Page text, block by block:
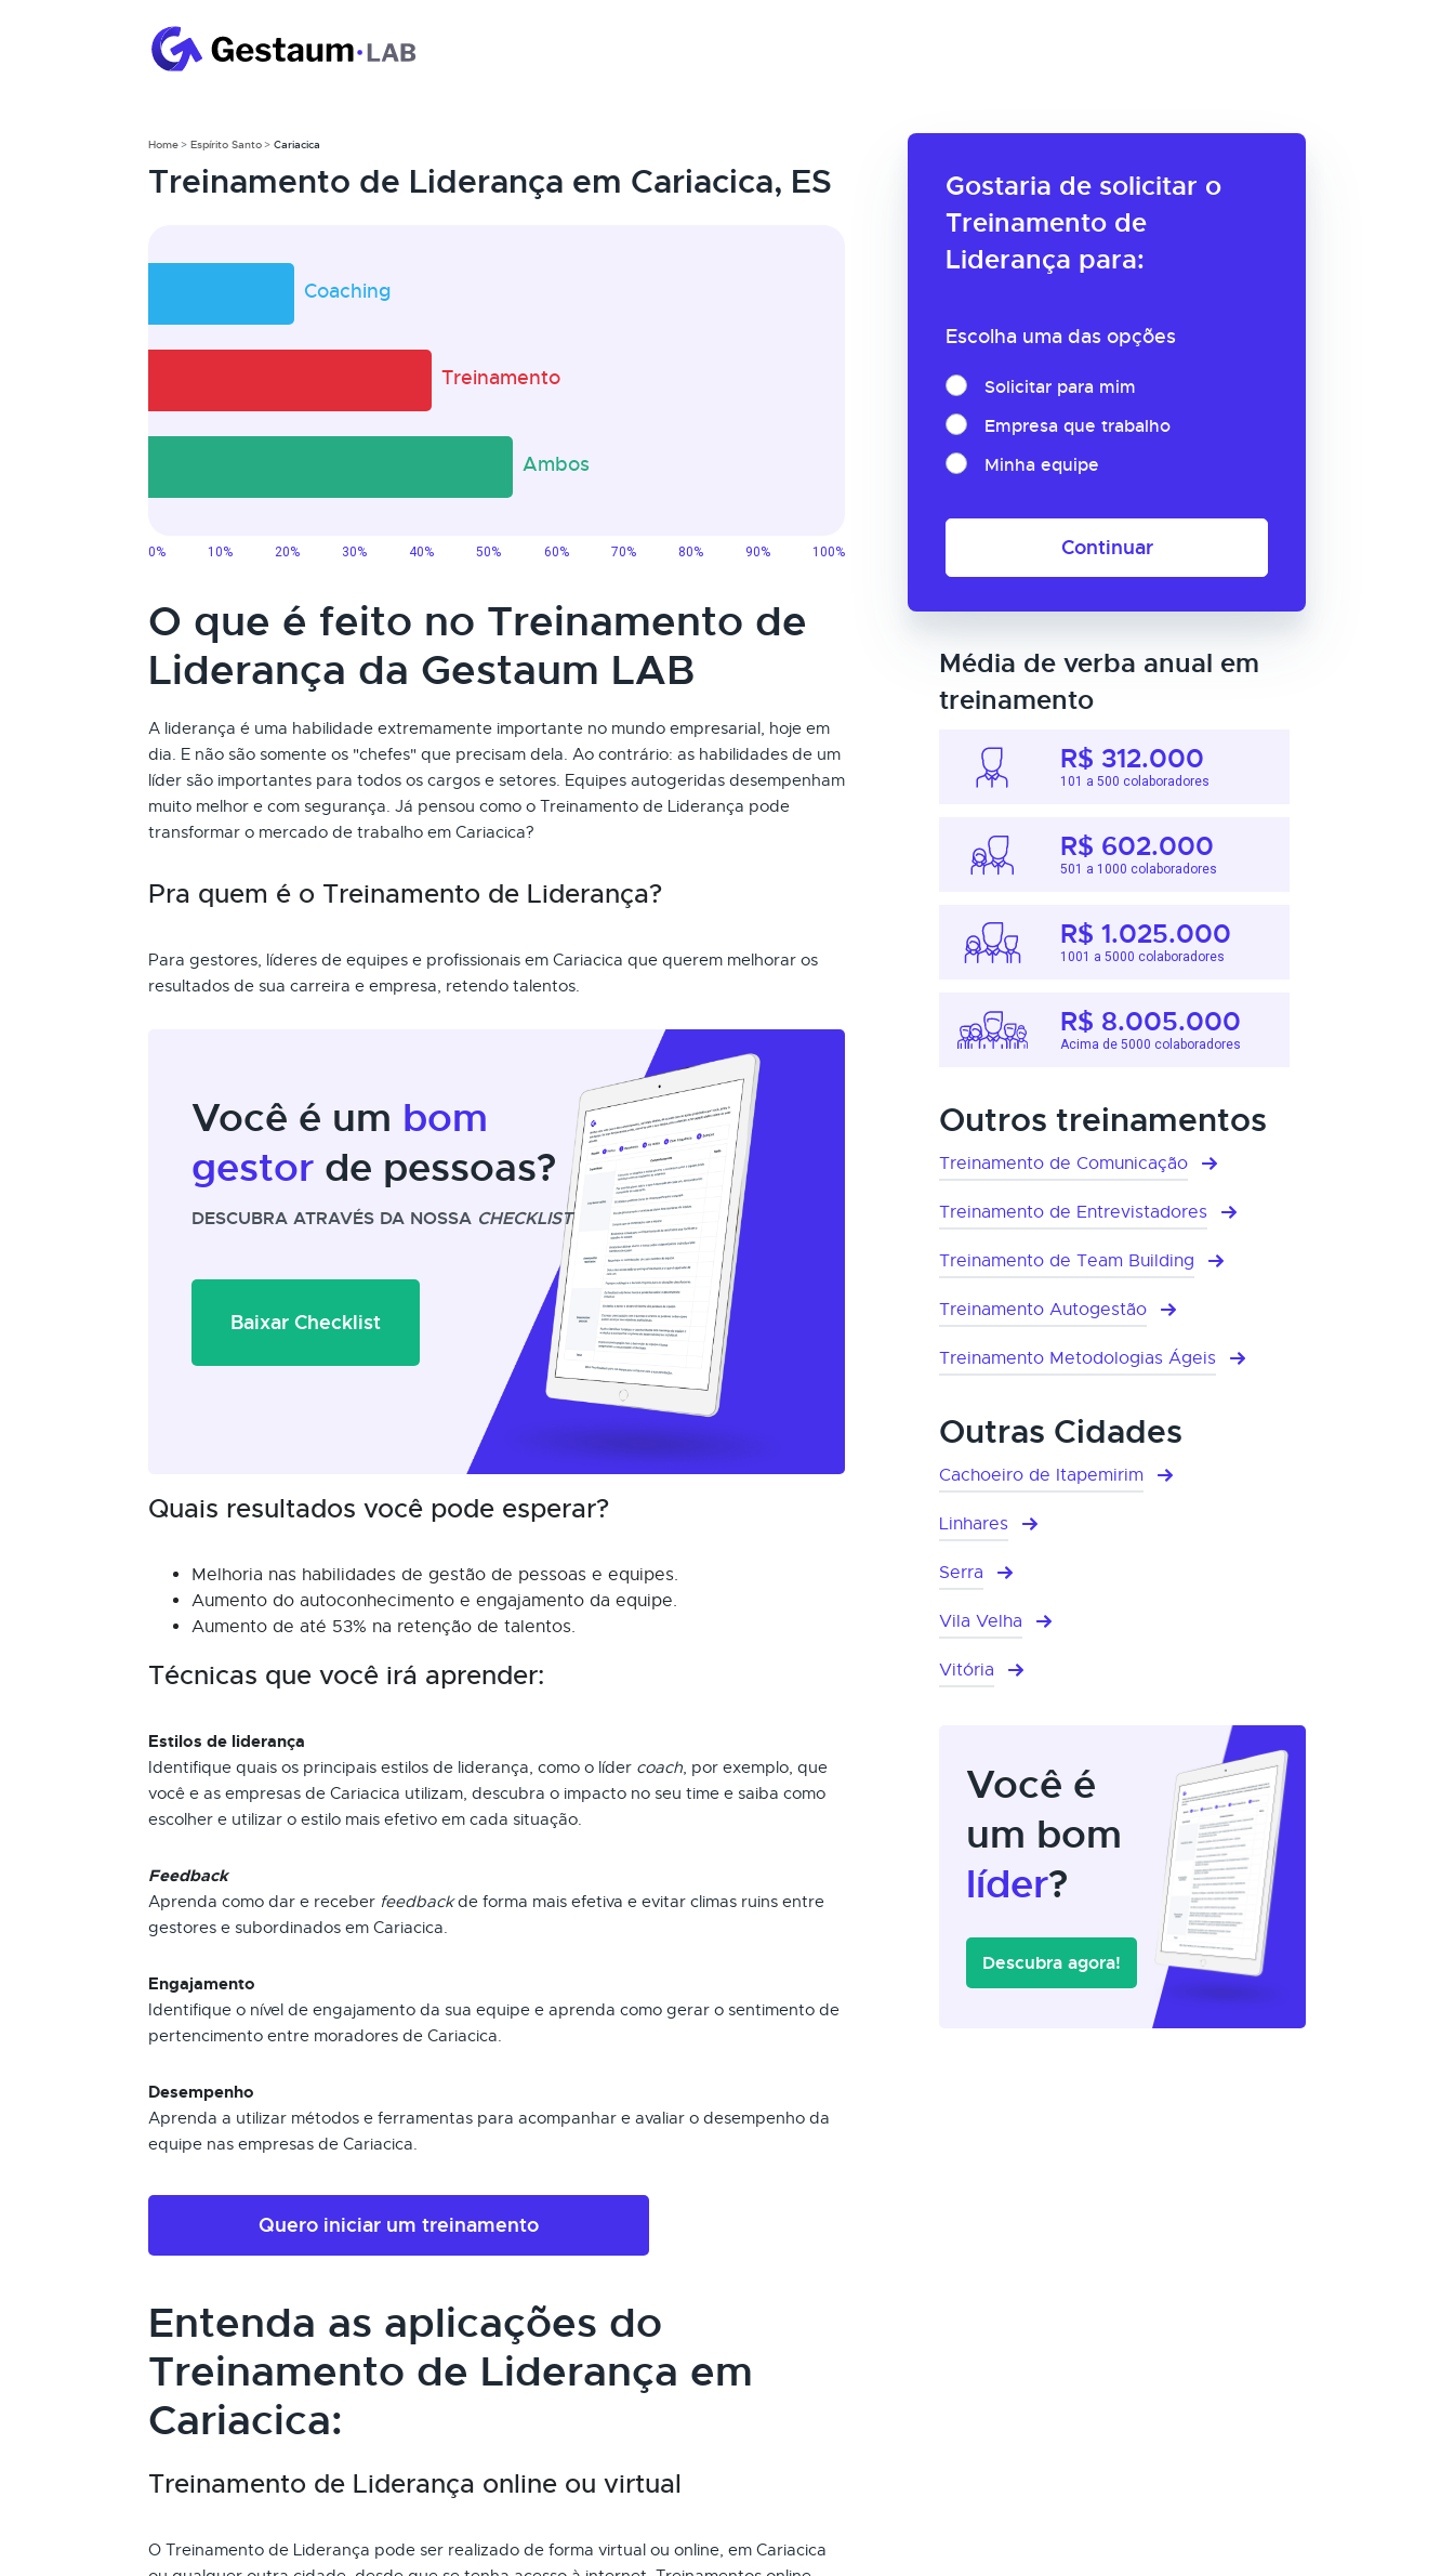
Gostaria de solicitar o
Treinamento de
Liderança para:
Escolha uma das opções
Solicitar para mim
Empresa que trabalho
Minha equipe
Continuar
Home Espírito Santo Cariacica
Treinamento de Liderança em Cariacica, ES
O que é feito no Treinamento de
Liderança da Gestaum LAB
A liderança é uma habilidade extremamente importante no mundo empresarial, hoje em
dia. E não são somente os "chefes" que precisam dela. Ao contrário: as habilidades de um
líder são importantes para todos os cargos e setores. Equipes autogeridas desempenham
muito melhor e com segurança. Já pensou como o Treinamento de Liderança pode
transformar o mercado de trabalho em Cariacica?
Pra quem é o Treinamento de Liderança?
Para gestores, líderes de equipes e profissionais em Cariacica que querem melhorar os
resultados de sua carreira e empresa, retendo talentos.
Você é um bom
gestor de pessoas?
DESCUBRA ATRAVÉS DA NOSSA CHECKLIST
Baixar Checklist
Quais resultados você pode esperar?
Melhoria nas habilidades de gestão de pessoas e equipes.
Aumento do autoconhecimento e engajamento da equipe.
Aumento de até 53% na retenção de talentos.
Técnicas que você irá aprender:
Estilos de liderança
Identifique quais os principais estilos de liderança, como o líder coach, por exemplo, que
você e as empresas de Cariacica utilizam, descubra o impacto no seu time e saiba como
escolher e utilizar o estilo mais efetivo em cada situação.
Feedback
Aprenda como dar e receber feedbackde forma mais efetiva e evitar climas ruins entre
gestores e subordinados em Cariacica.
Engajamento
Identifique o nível de engajamento da sua equipe e aprenda como gerar o sentimento de
pertencimento entre moradores de Cariacica.
Desempenho
Aprenda a utilizar métodos e ferramentas para acompanhar e avaliar o desempenho da
equipe nas empresas de Cariacica.
Quero iniciar um treinamento
Entenda as aplicações do
Treinamento de Liderança em
Cariacica:
Treinamento de Liderança online ou virtual
O Treinamento de Liderança pode ser realizado de forma virtual ou online, em Cariacica
Média de verba anual em
treinamento
R$ 312.000
101 a 500 colaboradores
R$ 602.000
501 a 1000 colaboradores
R$ 1.025.000
1001 a 5000 colaboradores
R$ 8.005.000
Acima de 5000 colaboradores
Outros treinamentos
Treinamento de Comunicação
Treinamento de Entrevistadores
Treinamento de Team Building
Treinamento Autogestão
Treinamento Metodologias Ágeis
Outras Cidades
Cachoeiro de Itapemirim
Linhares
Serra
Vila Velha
Vitória
Você é
um bom
líder?
Descubra agora!